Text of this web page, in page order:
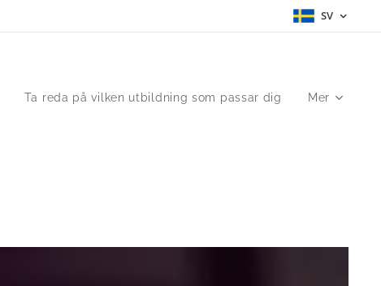
SV
Ta reda på vilken utbildning som passar dig Mer